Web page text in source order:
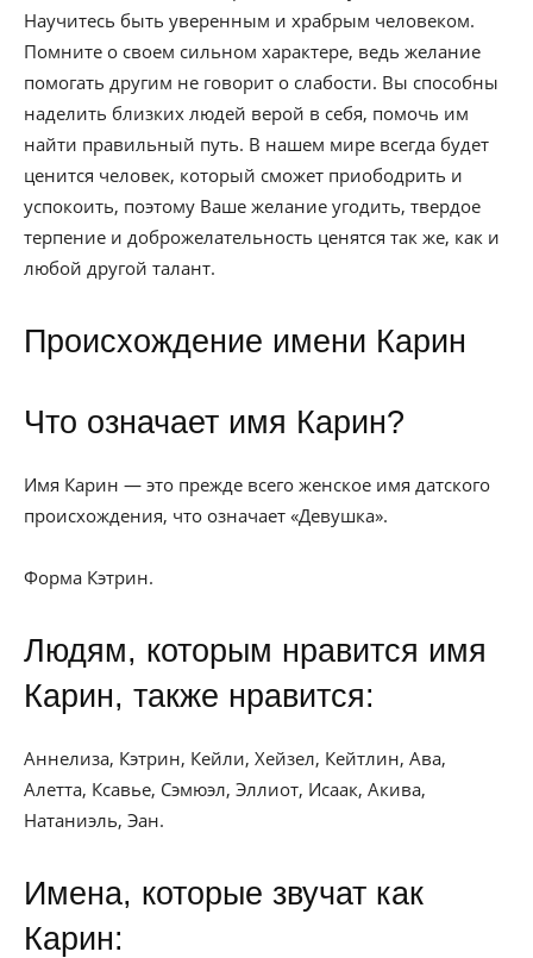
Научитесь быть уверенным и храбрым человеком.
Помните о своем сильном характере, ведь желание
помогать другим не говорит о слабости. Вы способны
наделить близких людей верой в себя, помочь им
найти правильный путь. В нашем мире всегда будет
ценится человек, который сможет приободрить и
успокоить, поэтому Ваше желание угодить, твердое
терпение и доброжелательность ценятся так же, как и
любой другой талант.
Происхождение имени Карин
Что означает имя Карин?
Имя Карин — это прежде всего женское имя датского
происхождения, что означает «Девушка».
Форма Кэтрин.
Людям, которым нравится имя
Карин, также нравится:
Аннелиза, Кэтрин, Кейли, Хейзел, Кейтлин, Ава,
Алетта, Ксавье, Сэмюэл, Эллиот, Исаак, Акива,
Натаниэль, Эан.
Имена, которые звучат как
Карин: